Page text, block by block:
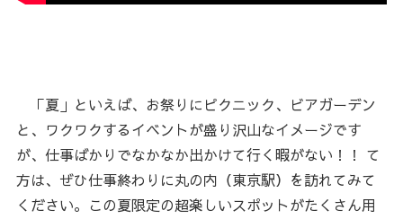
「夏」といえば、お祭りにピクニック、ビアガーデン
と、ワクワクするイベントが盛り沢山なイメージです
が、仕事ばかりでなかなか出かけて行く暇がない！！ て
方は、ぜひ仕事終わりに丸の内（東京駅）を訪れてみて
ください。この夏限定の超楽しいスポットがたくさん用